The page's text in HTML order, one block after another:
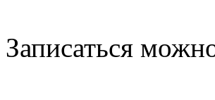
Записаться